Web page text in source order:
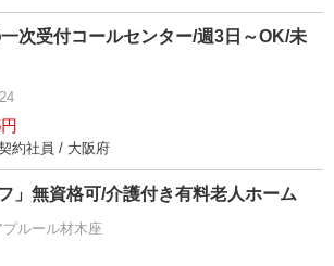
次受付コールセンター/週3日～OK/未
約社員 / 大阪府
」無資格可/介護付き有料老人ホーム
ルール材木座